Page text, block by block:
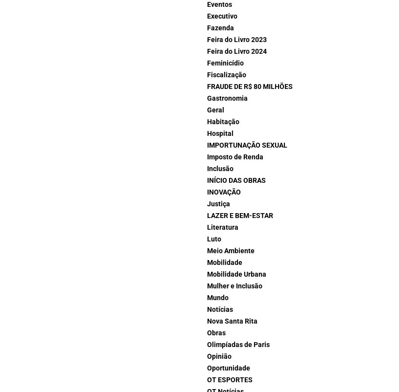
Eventos
Executivo
Fazenda
Feira do Livro 2023
Feira do Livro 2024
Feminicídio
Fiscalização
FRAUDE DE R$ 80 MILHÕES
Gastronomia
Geral
Habitação
Hospital
IMPORTUNAÇÃO SEXUAL
Imposto de Renda
Inclusão
INÍCIO DAS OBRAS
INOVAÇÃO
Justiça
LAZER E BEM-ESTAR
Literatura
Luto
Meio Ambiente
Mobilidade
Mobilidade Urbana
Mulher e Inclusão
Mundo
Notícias
Nova Santa Rita
Obras
Olimpíadas de Paris
Opinião
Oportunidade
OT ESPORTES